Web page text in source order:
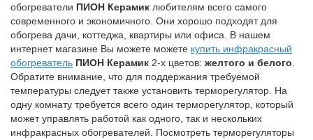
обогреватели ПИОН Керамик любителям всего самого
современного и экономичного. Они хорошо подходят для
обогрева дачи, коттеджа, квартиры или офиса. В нашем
интернет магазине Вы можете можете купить инфракрасный
обогреватель ПИОН Керамик 2-х цветов: желтого и белого
Обратите внимание, что для поддержания требуемой
температуры следует также установить терморегулятор. На
одну комнату требуется всего один терморегулятор, который
может управлять работой как одного, так и нескольких
инфракрасных обогревателей. Посмотреть терморегуляторы